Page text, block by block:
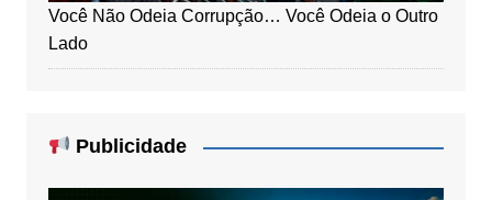
Você Não Odeia Corrupção… Você Odeia o Outro
Lado
Publicidade